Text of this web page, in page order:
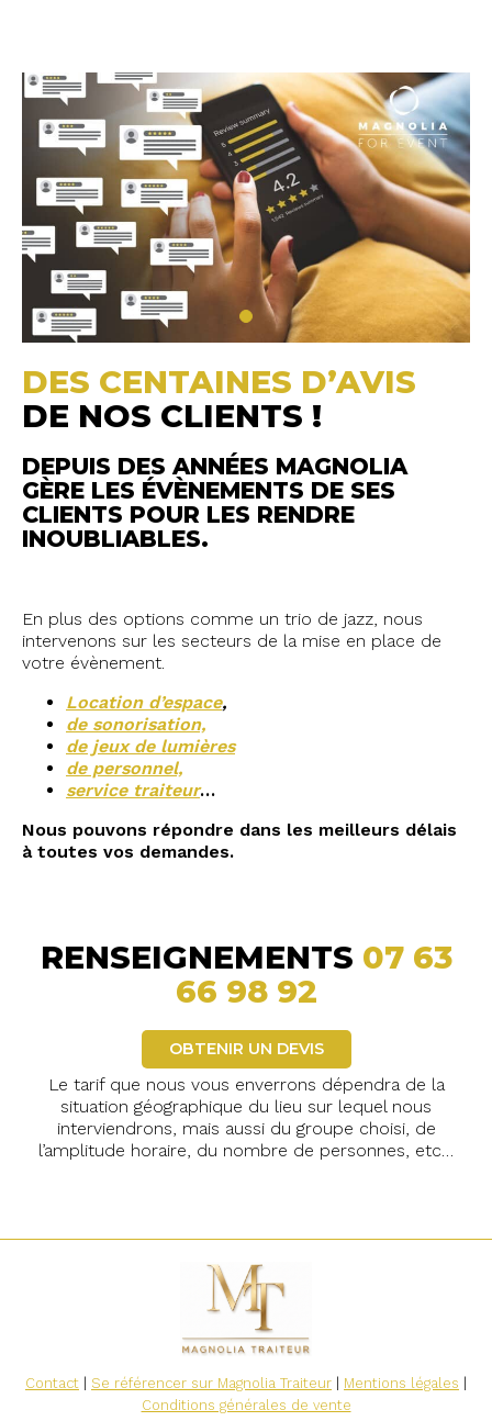
DES CENTAINES D’AVIS
DE NOS CLIENTS !
DEPUIS DES ANNÉES MAGNOLIA
GÈRE LES ÉVÈNEMENTS DE SES
CLIENTS POUR LES RENDRE
INOUBLIABLES.
En plus des options comme un trio de jazz, nous
intervenons sur les secteurs de la mise en place de
votre évènement.
Location d’espace,
de sonorisation,
de jeux de lumières
de personnel,
service traiteur…
Nous pouvons répondre dans les meilleurs délais
à toutes vos demandes.
RENSEIGNEMENTS 07 63
66 98 92
OBTENIR UN DEVIS
Le tarif que nous vous enverrons dépendra de la
situation géographique du lieu sur lequel nous
interviendrons, mais aussi du groupe choisi, de
l’amplitude horaire, du nombre de personnes, etc…
Contact Se référencer sur Magnolia Traiteur Mentions légales
Conditions générales de vente